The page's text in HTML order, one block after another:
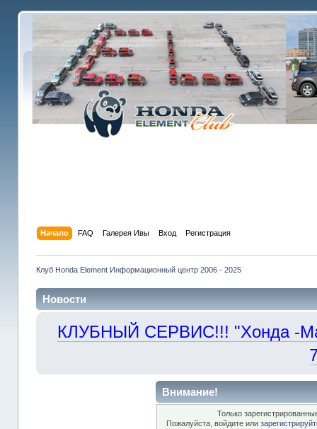
Начало FAQ Галерея Ивы Вход Регистрация
Клуб Honda Element Информационный центр 2006 - 2025
Новости
КЛУБНЫЙ СЕРВИС!!! "Хонда -
Внимание!
Только
Пожалуйста, войдите или